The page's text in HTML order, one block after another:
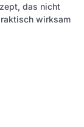
das nicht
wirksam